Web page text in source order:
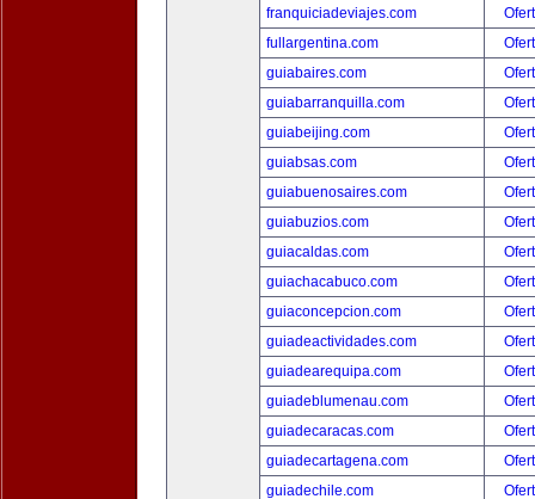
franquiciadeviajes.com
fullargentina.com
guiabaires.com
guiabarranquilla.com
guiabeijing.com
guiabsas.com
guiabuenosaires.com
guiabuzios.com
guiacaldas.com
guiachacabuco.com
guiaconcepcion.com
guiadeactividades.com
guiadearequipa.com
guiadeblumenau.com
guiadecaracas.com
guiadecartagena.com
guiadechile.com